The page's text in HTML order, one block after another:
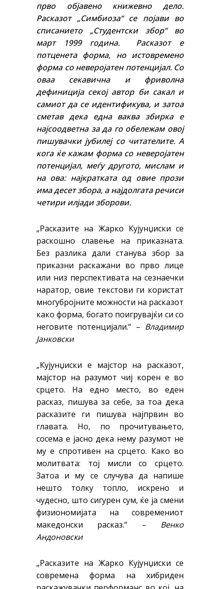
прво објавено книжевно дело.
Расказот „Симбиоза“ се појави во
списанието „Студентски збор“ во
март 1999 година. Расказот е
потценета форма, но истовремено
форма со неверојатен потенцијал. Со
оваа секавична и фриволна
дефиниција секој автор би сакал и
самиот да се идентификува, и затоа
сметав дека една ваква збирка е
најсоодветна за да го обележам овој
пишувачки јубилеј со читателите. А
кога ќе кажам форма со неверојатен
потенцијал, меѓу другото, мислам и
на ова: најкратката од овие прози
има десет збора, а најдолгата речиси
четири илјади зборови.
„Расказите на Жарко Кујунџиски се
раскошно славење на приказната.
Без разлика дали станува збор за
приказни раскажани во прво лице
или низ перспективата на сезнаечки
наратор, овие текстови ги користат
многубројните можности на расказот
како форма, богато поигрувајќи си со
неговите потенцијали.“ – Владимир
Јанковски
„Кујунџиски е мајстор на расказот,
мајстор на разумот чиј корен е во
срцето. На едно место, во еден
расказ, пишува за себе, за тоа дека
расказите ги пишува најпрвин во
главата. Но, по прочитувањето,
сосема е јасно дека нему разумот не
му е спротивен на срцето. Како во
молитвата: тој мисли со срцето.
Затоа и му се случува да напише
нешто толку топло, искрено и
чудесно, што сигурен сум, ќе ја смени
физиономијата на современиот
македонски расказ.“ – Венко
Андоновски
„Расказите на Жарко Кујунџиски се
современа форма на хибриден